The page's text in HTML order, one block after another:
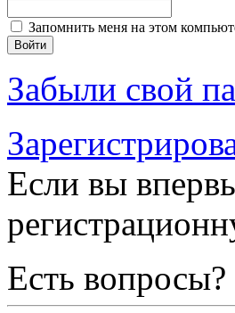
Запомнить меня на этом
Забыли свой
Если вы
Есть